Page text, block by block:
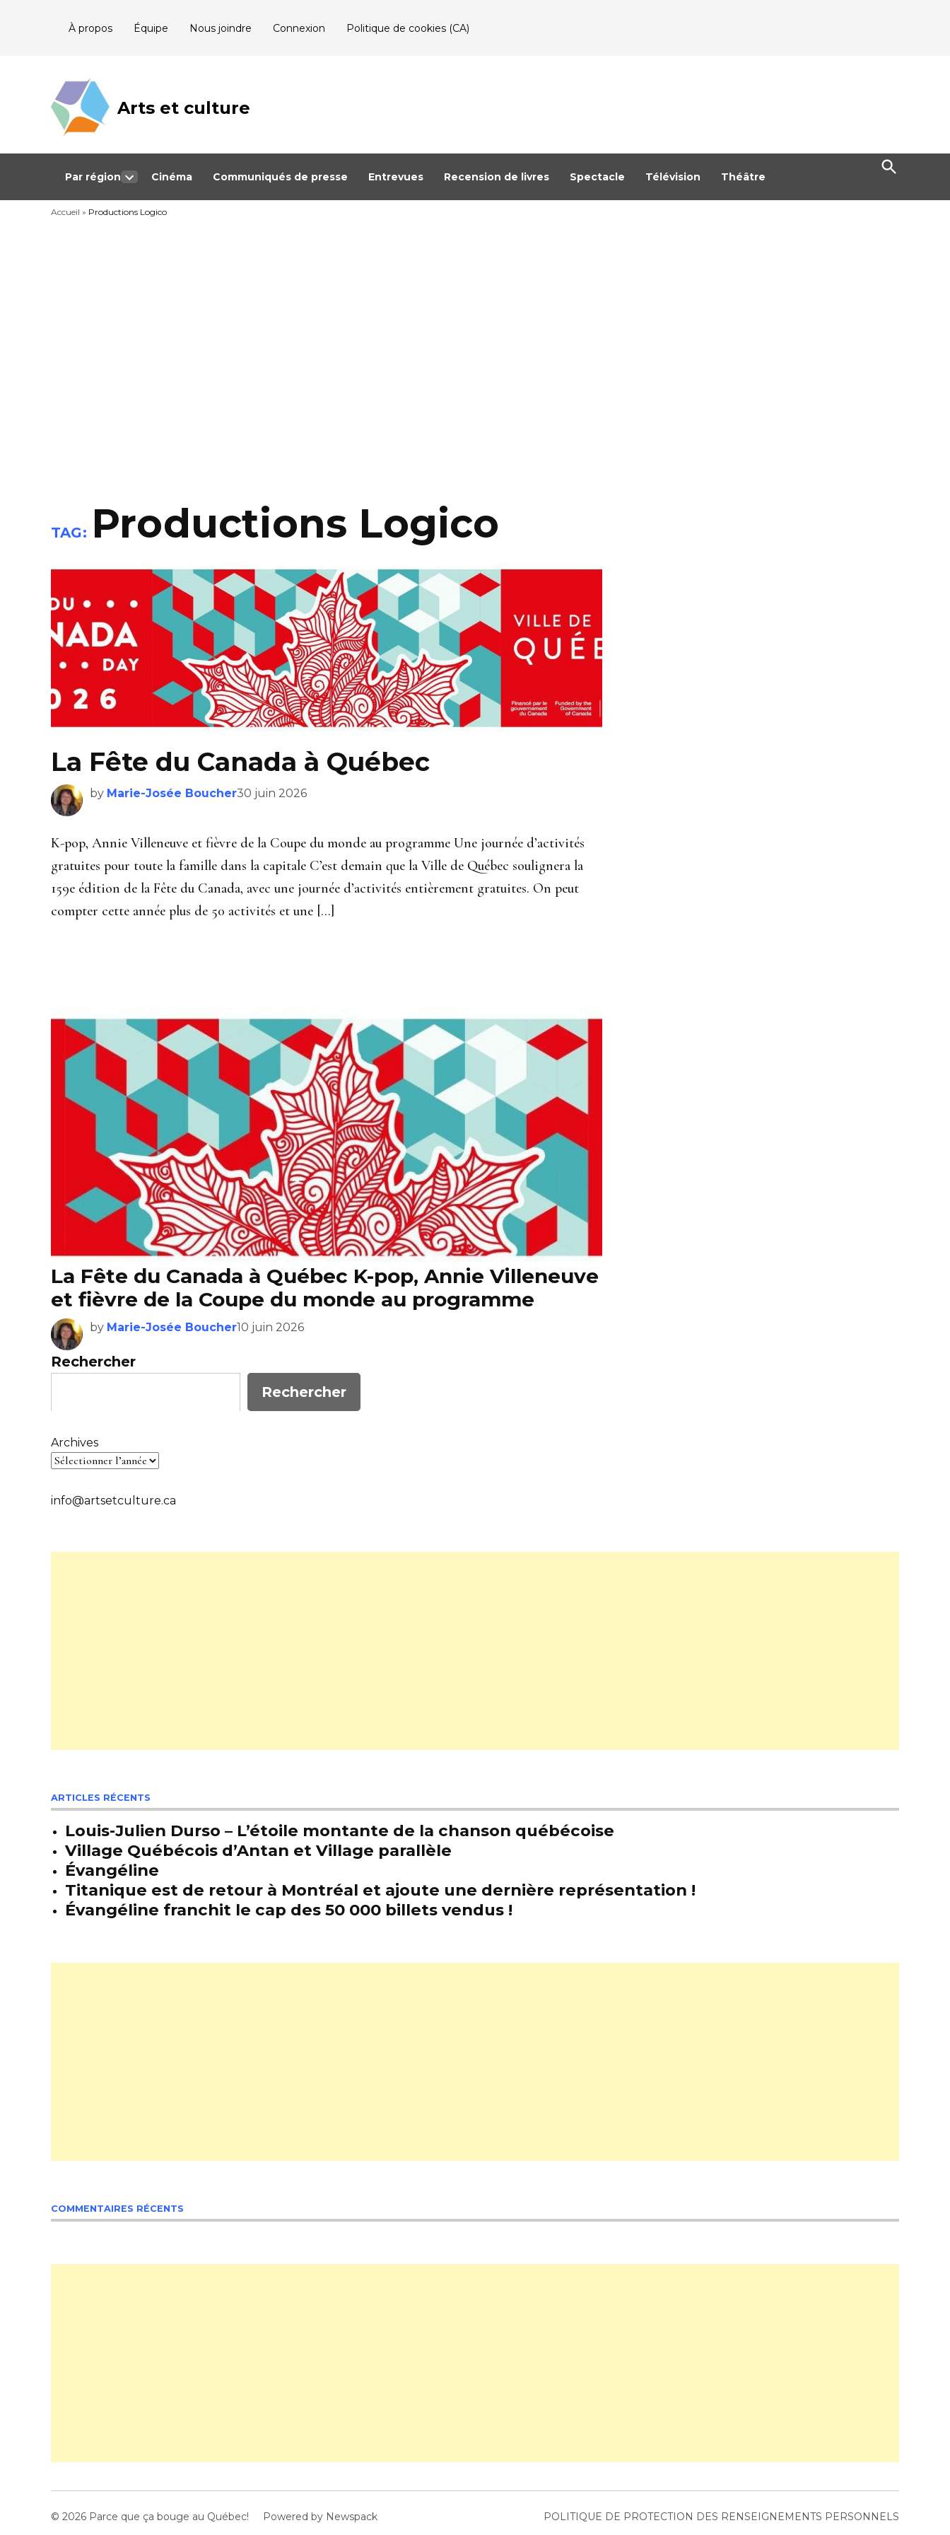
À propos Équipe Nous joindre Connexion Politique de cookies (CA)
Arts et culture
Journalisme
Québec
Par région
dropdown
menu
Cinéma Communiqués de presse Entrevues Recension de livres Spectacle Télévision Théâtre
Open
Search
Accueil » Productions Logico
TAG: Productions Logico
La Fête du Canada à Québec
by Marie-Josée Boucher30 juin 2026
K-pop, Annie Villeneuve et fièvre de la Coupe du monde au programme Une journée d’activités
gratuites pour toute la famille dans la capitale C’est demain que la Ville de Québec soulignera la
159e édition de la Fête du Canada, avec une journée d’activités entièrement gratuites. On peut
compter cette année plus de 50 activités et une […]
La Fête du Canada à Québec K-pop, Annie Villeneuve
et fièvre de la Coupe du monde au programme
by Marie-Josée Boucher10 juin 2026
Rechercher
Rechercher
Archives
info@artsetculture.ca
ARTICLES RÉCENTS
Louis-Julien Durso – L’étoile montante de la chanson québécoise
Village Québécois d’Antan et Village parallèle
Évangéline
Titanique est de retour à Montréal et ajoute une dernière représentation !
Évangéline franchit le cap des 50 000 billets vendus !
COMMENTAIRES RÉCENTS
© 2026 Parce que ça bouge au Québec! Powered by Newspack POLITIQUE DE PROTECTION DES RENSEIGNEMENTS PERSONNELS